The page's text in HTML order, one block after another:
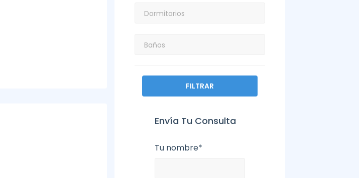
FILTRAR
Envía Tu Consulta
Tu nombre*